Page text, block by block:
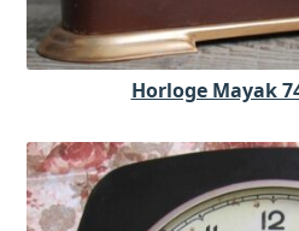
Horloge Mayak